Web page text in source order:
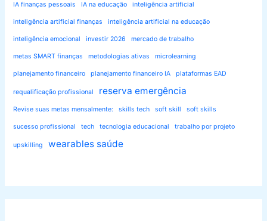
IA finanças pessoais IA na educação inteligência artificial
inteligência artificial finanças inteligência artificial na educação
inteligência emocional investir 2026 mercado de trabalho
metas SMART finanças metodologias ativas microlearning
planejamento financeiro planejamento financeiro IA plataformas EAD
requalificação profissional reserva emergência
Revise suas metas mensalmente: skills tech soft skill soft skills
sucesso profissional tech tecnologia educacional trabalho por projeto
upskilling wearables saúde